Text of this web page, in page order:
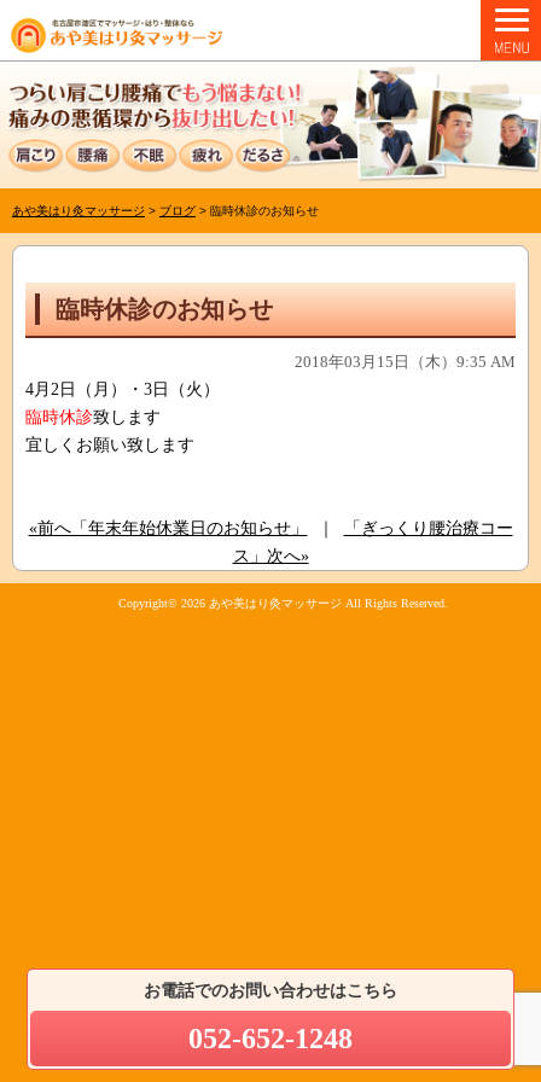
あや美はり灸マッサージ > ブログ > 臨時休診のお知らせ
臨時休診のお知らせ
2018年03月15日（木）9:35 AM
4月2日（月）・3日（火）
臨時休診致します
宜しくお願い致します
«前へ「年末年始休業日のお知らせ」
「ぎっくり腰治療コー
ス」次へ»
Copyright© 2026 あや美はり灸マッサージ All Rights Reserved.
お電話でのお問い合わせはこちら
052-652-1248